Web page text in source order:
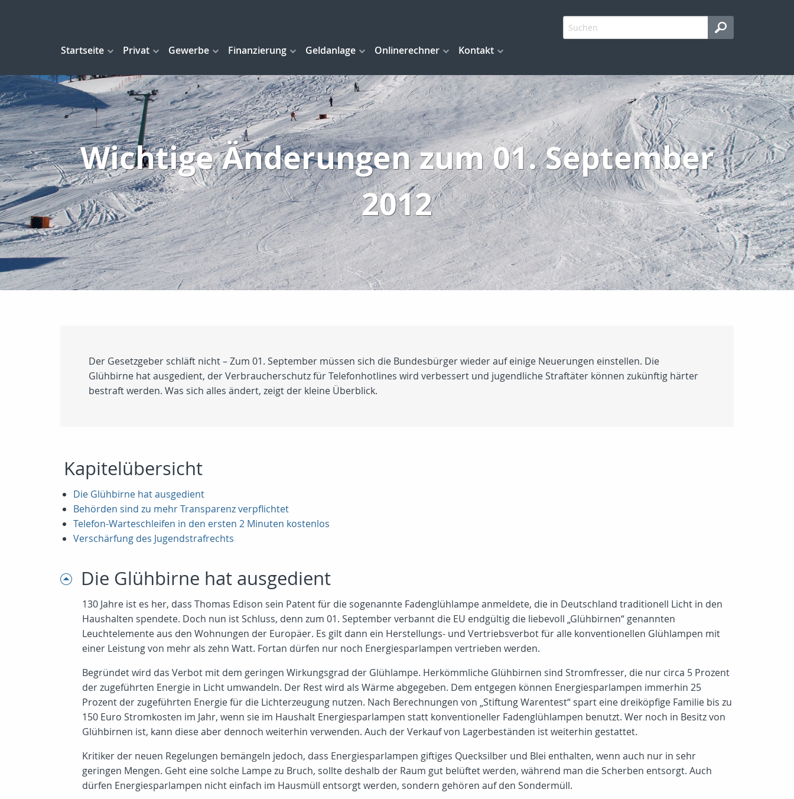
Startseite Privat Gewerbe Finanzierung Geldanlage Onlinerechner Kontakt
Wichtige Änderungen zum 01. September
2012
Der Gesetzgeber schläft nicht – Zum 01. September müssen sich die Bundesbürger wieder auf einige Neuerungen einstellen. Die
Glühbirne hat ausgedient, der Verbraucherschutz für Telefonhotlines wird verbessert und jugendliche Straftäter können zukünftig härter
bestraft werden. Was sich alles ändert, zeigt der kleine Überblick.
Kapitelübersicht
Die Glühbirne hat ausgedient
Behörden sind zu mehr Transparenz verpflichtet
Telefon-Warteschleifen in den ersten 2 Minuten kostenlos
Verschärfung des Jugendstrafrechts
Die Glühbirne hat ausgedient
130 Jahre ist es her, dass Thomas Edison sein Patent für die sogenannte Fadenglühlampe anmeldete, die in Deutschland traditionell Licht in den
Haushalten spendete. Doch nun ist Schluss, denn zum 01. September verbannt die EU endgültig die liebevoll „Glühbirnen“ genannten
Leuchtelemente aus den Wohnungen der Europäer. Es gilt dann ein Herstellungs- und Vertriebsverbot für alle konventionellen Glühlampen mit
einer Leistung von mehr als zehn Watt. Fortan dürfen nur noch Energiesparlampen vertrieben werden.
Begründet wird das Verbot mit dem geringen Wirkungsgrad der Glühlampe. Herkömmliche Glühbirnen sind Stromfresser, die nur circa 5 Prozent
der zugeführten Energie in Licht umwandeln. Der Rest wird als Wärme abgegeben. Dem entgegen können Energiesparlampen immerhin 25
Prozent der zugeführten Energie für die Lichterzeugung nutzen. Nach Berechnungen von „Stiftung Warentest“ spart eine dreiköpfige Familie bis zu
150 Euro Stromkosten im Jahr, wenn sie im Haushalt Energiesparlampen statt konventioneller Fadenglühlampen benutzt. Wer noch in Besitz von
Glühbirnen ist, kann diese aber dennoch weiterhin verwenden. Auch der Verkauf von Lagerbeständen ist weiterhin gestattet.
Kritiker der neuen Regelungen bemängeln jedoch, dass Energiesparlampen giftiges Quecksilber und Blei enthalten, wenn auch nur in sehr
geringen Mengen. Geht eine solche Lampe zu Bruch, sollte deshalb der Raum gut belüftet werden, während man die Scherben entsorgt. Auch
dürfen Energiesparlampen nicht einfach im Hausmüll entsorgt werden, sondern gehören auf den Sondermüll.